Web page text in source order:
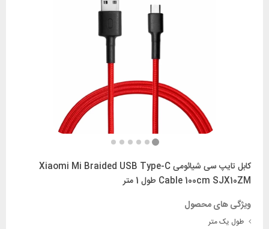
کابل تایپ سی شیائومی Xiaomi Mi Braided USB Type-C
Cable 100cm SJX10ZM طول 1 متر
ویژگی های محصول
طول یک متر